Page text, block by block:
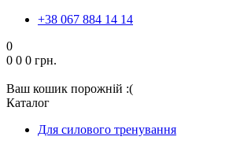
+38 067 884 14 14
0
0 0 0 грн.
Ваш кошик порожній :(
Каталог
Для силового тренування